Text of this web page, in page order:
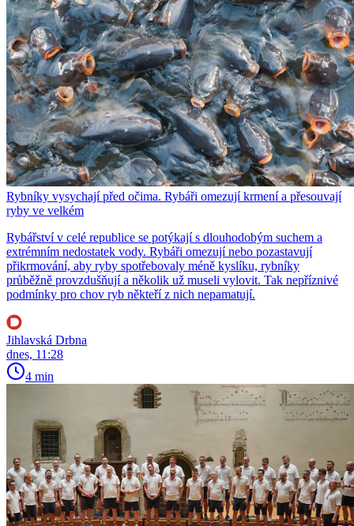
Rybníky vysychají před očima. Rybáři omezují krmení a přesouvají
ryby ve velkém
Rybářství v celé republice se potýkají s dlouhodobým suchem a
extrémním nedostatek vody. Rybáři omezují nebo pozastavují
přikrmování, aby ryby spotřebovaly méně kyslíku, rybníky
průběžně provzdušňují a několik už museli vylovit. Tak nepříznivé
podmínky pro chov ryb někteří z nich nepamatují.
Jihlavská Drbna
dnes, 11:28
4 min